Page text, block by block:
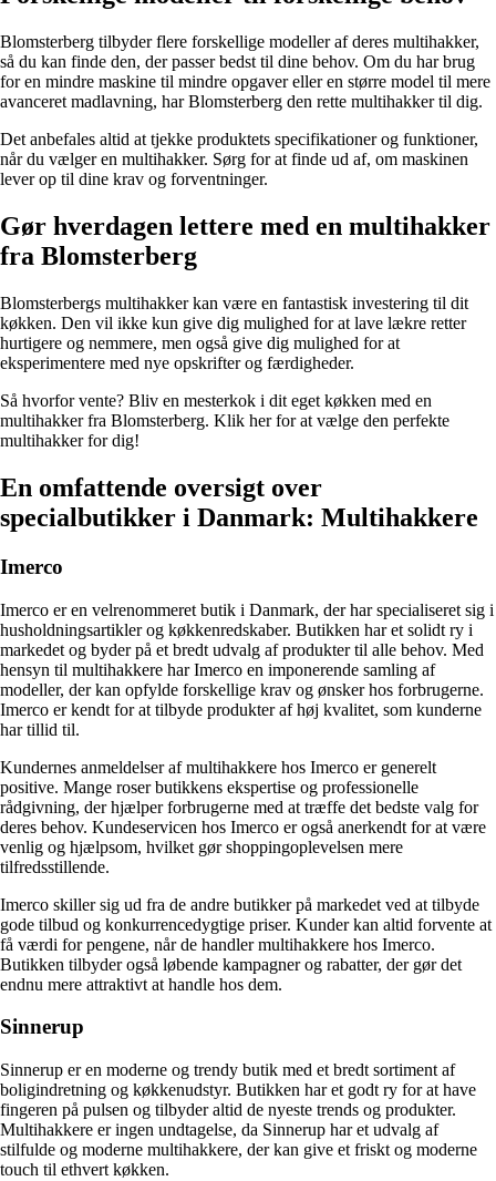
Blomsterberg tilbyder flere forskellige modeller af deres multihakker,
så du kan finde den, der passer bedst til dine behov. Om du har brug
for en mindre maskine til mindre opgaver eller en større model til mere
avanceret madlavning, har Blomsterberg den rette multihakker til dig.
Det anbefales altid at tjekke produktets specifikationer og funktioner,
når du vælger en multihakker. Sørg for at finde ud af, om maskinen
lever op til dine krav og forventninger.
Gør hverdagen lettere med en multihakker
fra Blomsterberg
Blomsterbergs multihakker kan være en fantastisk investering til dit
køkken. Den vil ikke kun give dig mulighed for at lave lækre retter
hurtigere og nemmere, men også give dig mulighed for at
eksperimentere med nye opskrifter og færdigheder.
Så hvorfor vente? Bliv en mesterkok i dit eget køkken med en
multihakker fra Blomsterberg. Klik her for at vælge den perfekte
multihakker for dig!
En omfattende oversigt over
specialbutikker i Danmark: Multihakkere
Imerco
Imerco er en velrenommeret butik i Danmark, der har specialiseret sig i
husholdningsartikler og køkkenredskaber. Butikken har et solidt ry i
markedet og byder på et bredt udvalg af produkter til alle behov. Med
hensyn til multihakkere har Imerco en imponerende samling af
modeller, der kan opfylde forskellige krav og ønsker hos forbrugerne.
Imerco er kendt for at tilbyde produkter af høj kvalitet, som kunderne
har tillid til.
Kundernes anmeldelser af multihakkere hos Imerco er generelt
positive. Mange roser butikkens ekspertise og professionelle
rådgivning, der hjælper forbrugerne med at træffe det bedste valg for
deres behov. Kundeservicen hos Imerco er også anerkendt for at være
venlig og hjælpsom, hvilket gør shoppingoplevelsen mere
tilfredsstillende.
Imerco skiller sig ud fra de andre butikker på markedet ved at tilbyde
gode tilbud og konkurrencedygtige priser. Kunder kan altid forvente at
få værdi for pengene, når de handler multihakkere hos Imerco.
Butikken tilbyder også løbende kampagner og rabatter, der gør det
endnu mere attraktivt at handle hos dem.
Sinnerup
Sinnerup er en moderne og trendy butik med et bredt sortiment af
boligindretning og køkkenudstyr. Butikken har et godt ry for at have
fingeren på pulsen og tilbyder altid de nyeste trends og produkter.
Multihakkere er ingen undtagelse, da Sinnerup har et udvalg af
stilfulde og moderne multihakkere, der kan give et friskt og moderne
touch til ethvert køkken.